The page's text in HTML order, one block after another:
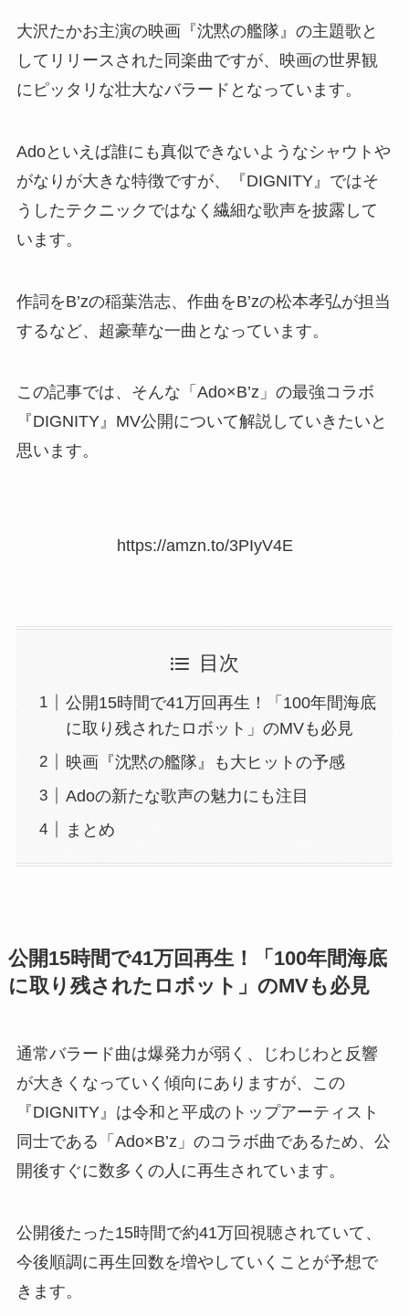
大沢たかお主演の映画『沈黙の艦隊』の主題歌と
してリリースされた同楽曲ですが、映画の世界観
にピッタリな壮大なバラードとなっています。
Adoといえば誰にも真似できないようなシャウトや
がなりが大きな特徴ですが、『DIGNITY』ではそ
うしたテクニックではなく繊細な歌声を披露して
います。
作詞をB’zの稲葉浩志、作曲をB’zの松本孝弘が担当
するなど、超豪華な一曲となっています。
この記事では、そんな「Ado×B’z」の最強コラボ
『DIGNITY』MV公開について解説していきたいと
思います。
https://amzn.to/3PIyV4E
目次
公開15時間で41万回再生！「100年間海底
に取り残されたロボット」のMVも必見
映画『沈黙の艦隊』も大ヒットの予感
Adoの新たな歌声の魅力にも注目
まとめ
公開15時間で41万回再生！「100年間海底
に取り残されたロボット」のMVも必見
通常バラード曲は爆発力が弱く、じわじわと反響
が大きくなっていく傾向にありますが、この
『DIGNITY』は令和と平成のトップアーティスト
同士である「Ado×B’z」のコラボ曲であるため、公
開後すぐに数多くの人に再生されています。
公開後たった15時間で約41万回視聴されていて、
今後順調に再生回数を増やしていくことが予想で
きます。